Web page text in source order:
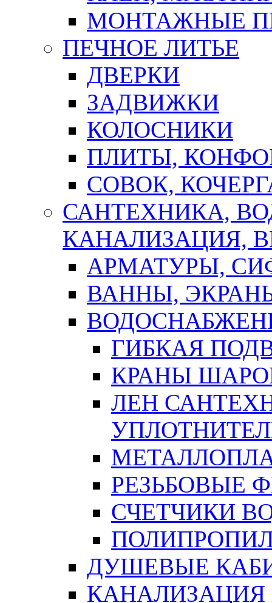
МОНТАЖНЫЕ
ПЕЧНОЕ ЛИТЬЕ
ДВЕРКИ
ЗАДВИЖКИ
КОЛОСНИКИ
ПЛИТЫ,
СОВОК,
САНТЕХНИКА,
КАНАЛИЗАЦИЯ,
АРМАТУРЫ,
ВАННЫ,
ГИБКАЯ
КРАНЫ
ЛЕН
РЕЗЬБОВЫЕ
СЧЕТЧИКИ
ДУШЕВЫЕ
КАНАЛИЗАЦИЯ